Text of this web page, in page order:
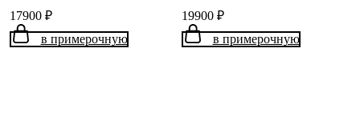
17900 ₽
в примерочную
19900 ₽
в примерочную